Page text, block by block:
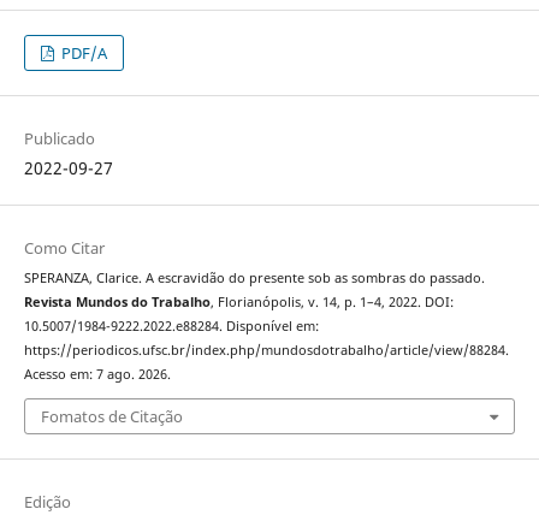
PDF/A
Publicado
2022-09-27
Como Citar
SPERANZA, Clarice. A escravidão do presente sob as sombras do passado.
Revista Mundos do Trabalho, Florianópolis, v. 14, p. 1–4, 2022. DOI:
10.5007/1984-9222.2022.e88284. Disponível em:
https://periodicos.ufsc.br/index.php/mundosdotrabalho/article/view/88284.
Acesso em: 7 ago. 2026.
Fomatos de Citação
Edição